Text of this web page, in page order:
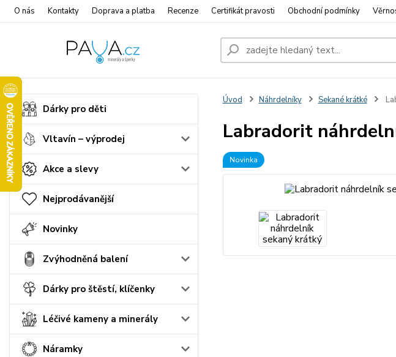
O nás Kontakty Doprava a platba Recenze Certifikát pravosti Obchodní podmínky
Dárky pro děti
Vltavín – výprodej
Akce a slevy
Nejprodávanější
Novinky
Zvýhodněná balení
Dárky pro štěstí, klíčenky
Léčivé kameny a minerály
Náramky
Úvod Náhrdelníky Sekané krátké
Labradorit
Novinka